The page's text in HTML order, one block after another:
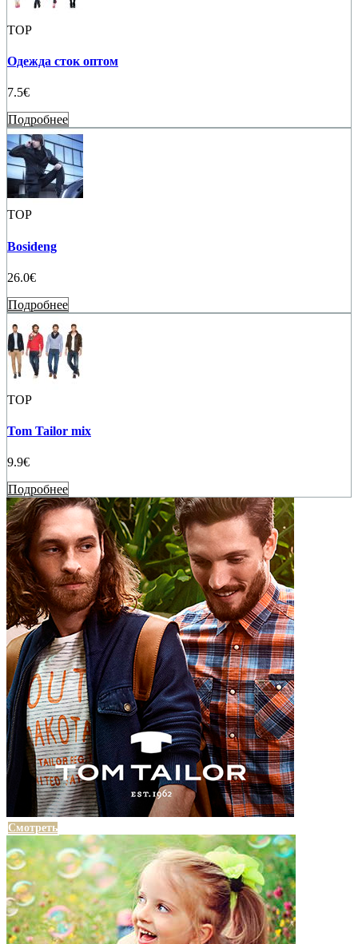
TOP
Одежда сток оптом
7.5€
Подробнее
TOP
Bosideng
26.0€
Подробнее
TOP
Tom Tailor mix
9.9€
Подробнее
Смотреть